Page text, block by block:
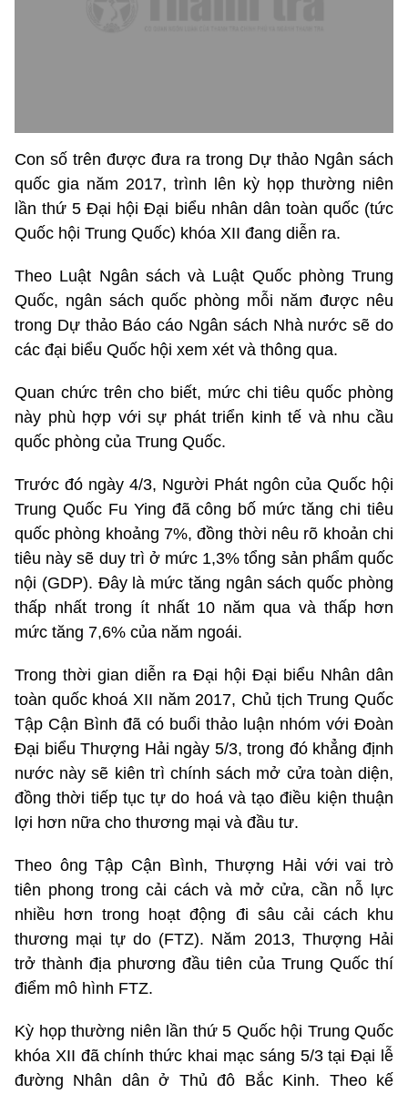
Con số trên được đưa ra trong Dự thảo Ngân sách
quốc gia năm 2017, trình lên kỳ họp thường niên
lần thứ 5 Đại hội Đại biểu nhân dân toàn quốc (tức
Quốc hội Trung Quốc) khóa XII đang diễn ra.
Theo Luật Ngân sách và Luật Quốc phòng Trung
Quốc, ngân sách quốc phòng mỗi năm được nêu
trong Dự thảo Báo cáo Ngân sách Nhà nước sẽ do
các đại biểu Quốc hội xem xét và thông qua.
Quan chức trên cho biết, mức chi tiêu quốc phòng
này phù hợp với sự phát triển kinh tế và nhu cầu
quốc phòng của Trung Quốc.
Trước đó ngày 4/3, Người Phát ngôn của Quốc hội
Trung Quốc Fu Ying đã công bố mức tăng chi tiêu
quốc phòng khoảng 7%, đồng thời nêu rõ khoản chi
tiêu này sẽ duy trì ở mức 1,3% tổng sản phẩm quốc
nội (GDP). Đây là mức tăng ngân sách quốc phòng
thấp nhất trong ít nhất 10 năm qua và thấp hơn
mức tăng 7,6% của năm ngoái.
Trong thời gian diễn ra Đại hội Đại biểu Nhân dân
toàn quốc khoá XII năm 2017, Chủ tịch Trung Quốc
Tập Cận Bình đã có buổi thảo luận nhóm với Đoàn
Đại biểu Thượng Hải ngày 5/3, trong đó khẳng định
nước này sẽ kiên trì chính sách mở cửa toàn diện,
đồng thời tiếp tục tự do hoá và tạo điều kiện thuận
lợi hơn nữa cho thương mại và đầu tư.
Theo ông Tập Cận Bình, Thượng Hải với vai trò
tiên phong trong cải cách và mở cửa, cần nỗ lực
nhiều hơn trong hoạt động đi sâu cải cách khu
thương mại tự do (FTZ). Năm 2013, Thượng Hải
trở thành địa phương đầu tiên của Trung Quốc thí
điểm mô hình FTZ.
Kỳ họp thường niên lần thứ 5 Quốc hội Trung Quốc
khóa XII đã chính thức khai mạc sáng 5/3 tại Đại lễ
đường Nhân dân ở Thủ đô Bắc Kinh. Theo kế